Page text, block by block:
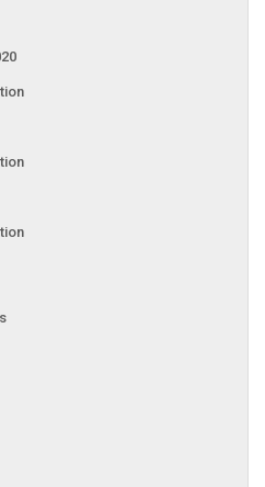
2020
2019
2017